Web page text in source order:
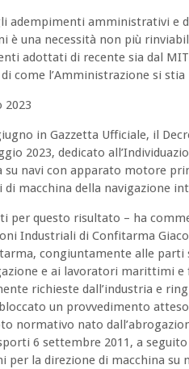
adempimenti amministrativi e
è una necessità non più
adottati di recente sia dal
come l’Amministrazione si
2023
in Gazzetta Ufficiale, il
2023, dedicato
navi con apparato motore
macchina della navigazione
per questo risultato – ha
Industriali di Confitarma
congiuntamente alle parti
e ai lavoratori marittimi e
richieste dall’industria e
un provvedimento
normativo nato
6 settembre 2011, a
la direzione di macchina su